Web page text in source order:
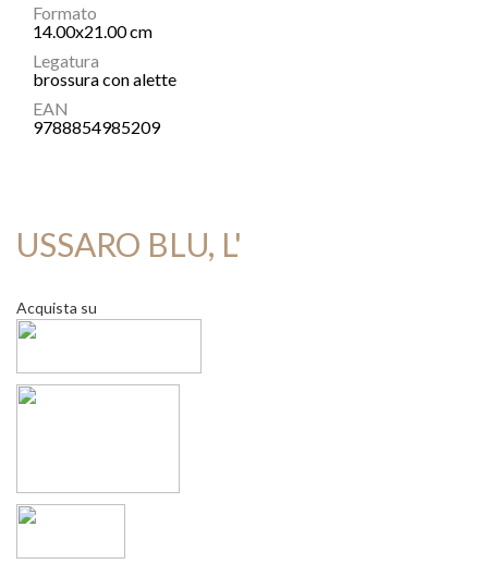
Formato
14.00x21.00 cm
Legatura
brossura con alette
EAN
9788854985209
USSARO BLU, L'
Acquista su